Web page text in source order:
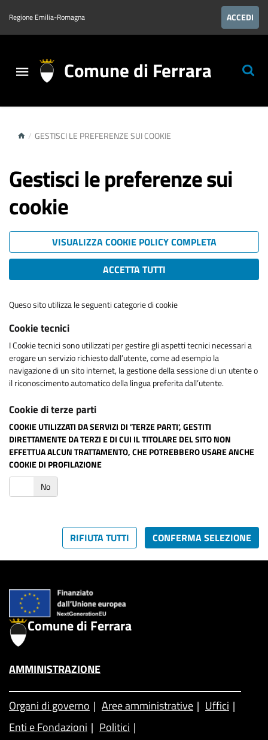
Regione Emilia-Romagna ACCEDI
Comune di Ferrara
/ GESTISCI LE PREFERENZE SUI COOKIE
Gestisci le preferenze sui
cookie
VISUALIZZA COOKIE POLICY COMPLETA
ACCETTA TUTTI
Queso sito utilizza le seguenti categorie di cookie
Cookie tecnici
I Cookie tecnici sono utilizzati per gestire gli aspetti tecnici necessari a
erogare un servizio richiesto dall’utente, come ad esempio la
navigazione di un sito internet, la gestione della sessione di un utente o
il riconoscimento automatico della lingua preferita dall’utente.
Cookie di terze parti
COOKIE UTILIZZATI DA SERVIZI DI 'TERZE PARTI', GESTITI
DIRETTAMENTE DA TERZI E DI CUI IL TITOLARE DEL SITO NON
EFFETTUA ALCUN TRATTAMENTO, CHE POTREBBERO USARE ANCHE
COOKIE DI PROFILAZIONE
No
RIFIUTA TUTTI CONFERMA SELEZIONE
Comune di Ferrara
AMMINISTRAZIONE
Organi di governo Aree amministrative
Uffici
Enti e Fondazioni
Politici